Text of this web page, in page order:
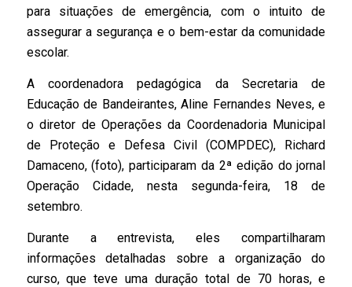
para situações de emergência, com o intuito de
assegurar a segurança e o bem-estar da comunidade
escolar.
A coordenadora pedagógica da Secretaria de
Educação de Bandeirantes, Aline Fernandes Neves, e
o diretor de Operações da Coordenadoria Municipal
de Proteção e Defesa Civil (COMPDEC), Richard
Damaceno, (foto), participaram da 2ª edição do jornal
Operação Cidade, nesta segunda-feira, 18 de
setembro.
Durante a entrevista, eles compartilharam
informações detalhadas sobre a organização do
curso, que teve uma duração total de 70 horas, e